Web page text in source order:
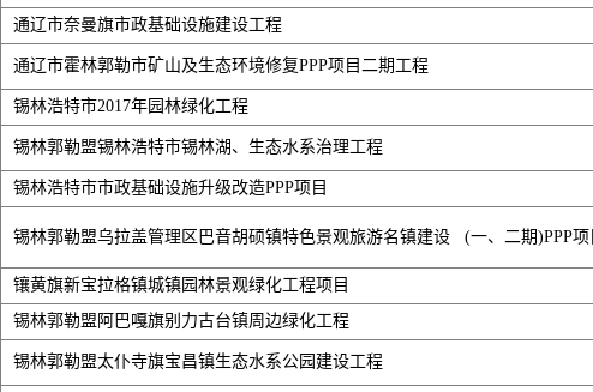
通辽市奈曼旗市政基础设施建设工程
通辽市霍林郭勒市矿山及生态环境修复PPP项目二期工程
锡林浩特市2017年园林绿化工程
锡林郭勒盟锡林浩特市锡林湖、生态水系治理工程
锡林浩特市市政基础设施升级改造PPP项目
锡林郭勒盟乌拉盖管理区巴音胡硕镇特色景观旅游名镇建设 (一、二期)PPP项
镶黄旗新宝拉格镇城镇园林景观绿化工程项目
锡林郭勒盟阿巴嘎旗别力古台镇周边绿化工程
锡林郭勒盟太仆寺旗宝昌镇生态水系公园建设工程